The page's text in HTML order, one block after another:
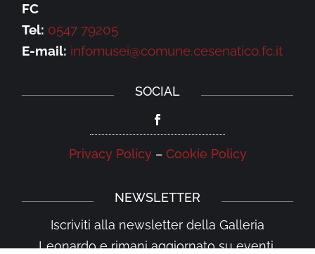
FC
Tel: 0547 79205
E-mail: infomusei@comune.cesenatico.fc.it
SOCIAL
Privacy Policy– Cookie Policy
NEWSLETTER
Iscriviti alla newsletter della Galleria
Leonardo e rimani aggiornato su eventi,